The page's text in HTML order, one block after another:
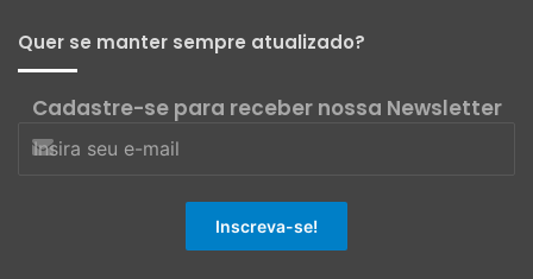
Quer se manter sempre atualizado?
Cadastre-se para receber nossa Newsletter